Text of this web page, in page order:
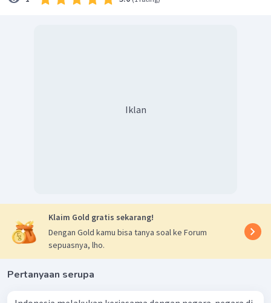
Iklan
Klaim Gold gratis sekarang!
Dengan Gold kamu bisa tanya soal ke Forum
sepuasnya, lho.
Pertanyaan serupa